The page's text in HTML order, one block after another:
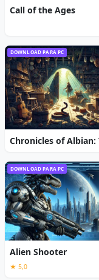
Call of the Ages
DOWNLOAD PARA PC
DOWNLOAD PARA PC
Alien Shooter
★ 5,0